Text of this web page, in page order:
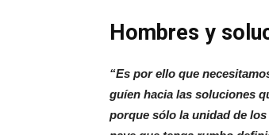
Hombres y
“Es por ello que
guíen hacia las soluciones
porque sólo la unidad de